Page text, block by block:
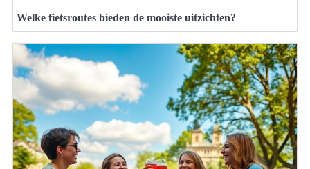
Welke fietsroutes bieden de mooiste uitzichten?